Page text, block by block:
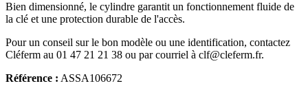
Bien dimensionné, le cylindre garantit un fonctionnement fluide de
la clé et une protection durable de l'accès.
Pour un conseil sur le bon modèle ou une identification, contactez
Cléferm au 01 47 21 21 38 ou par courriel à clf@cleferm.fr.
Référence : ASSA106672